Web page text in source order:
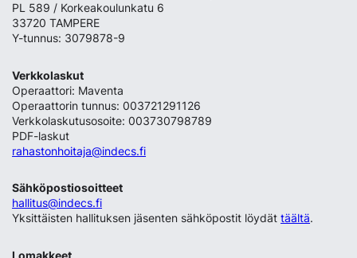
PL 589 / Korkeakoulunkatu 6
33720 TAMPERE
Y-tunnus: 3079878-9
Verkkolaskut
Operaattori: Maventa
Operaattorin tunnus: 003721291126
Verkkolaskutusosoite: 003730798789
PDF-laskut
rahastonhoitaja@indecs.fi
Sähköpostiosoitteet
hallitus@indecs.fi
Yksittäisten hallituksen jäsenten sähköpostit löydättäältä.